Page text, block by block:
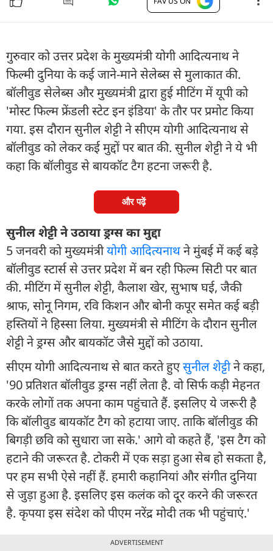
गुरुवार को उत्तर प्रदेश के मुख्यमंत्री योगी आदित्यनाथ ने
फिल्मी दुनिया के कई जाने-माने सेलेब्स से मुलाकात की.
बॉलीवुड सेलेब्स और मुख्यमंत्री द्वारा हुई मीटिंग में यूपी को
'मोस्ट फिल्म फ्रेंडली स्टेट इन इंडिया' के तौर पर प्रमोट किया
गया. इस दौरान सुनील शेट्टी ने सीएम योगी आदित्यनाथ से
बॉलीवुड को लेकर कई मुद्दों पर बात की. सुनील शेट्टी ने ये भी
कहा कि बॉलीवुड से बायकॉट टैग हटना जरूरी है.
और पढ़ें
सुनील शेट्टी ने उठाया ड्रग्स का मुद्दा
5 जनवरी को मुख्यमंत्रीयोगी आदित्यनाथने मुंबई में कई बड़े
बॉलीवुड स्टार्स से उत्तर प्रदेश में बन रही फिल्म सिटी पर बात
की. मीटिंग में सुनील शेट्टी, कैलाश खेर, सुभाष घई, जैकी
श्राफ, सोनू निगम, रवि किशन और बोनी कपूर समेत कई बड़ी
हस्तियों ने हिस्सा लिया. मुख्यमंत्री से मीटिंग के दौरान सुनील
शेट्टी ने ड्रग्स और बायकॉट जैसे मुद्दों को उठाया.
सीएम योगी आदित्यनाथ से बात करते हुएसुनील शेट्टीने कहा,
'90 प्रतिशत बॉलीवुड ड्रग्स नहीं लेता है. वो सिर्फ कड़ी मेहनत
करके लोगों तक अपना काम पहुंचाते हैं. इसलिए ये जरूरी है
कि बॉलीवुड बायकॉट टैग को हटाया जाए. ताकि बॉलीवुड की
बिगड़ी छवि को सुधारा जा सके.' आगे वो कहते हैं, 'इस टैग को
हटाने की जरूरत है. टोकरी में एक सड़ा हुआ सेब हो सकता है,
पर हम सभी ऐसे नहीं हैं. हमारी कहानियां और संगीत दुनिया
से जुड़ा हुआ है. इसलिए इस कलंक को दूर करने की जरूरत
है. कृपया इस संदेश को पीएम नरेंद्र मोदी तक भी पहुंचाएं.'
ADVERTISEMENT